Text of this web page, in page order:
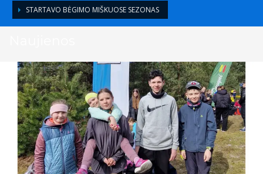
STARTAVO BĖGIMO MIŠKUOSE SEZONAS